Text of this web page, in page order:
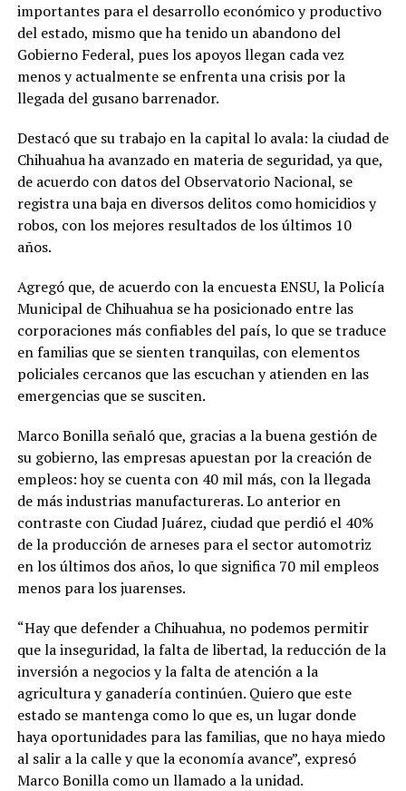
importantes para el desarrollo económico y productivo
del estado, mismo que ha tenido un abandono del
Gobierno Federal, pues los apoyos llegan cada vez
menos y actualmente se enfrenta una crisis por la
llegada del gusano barrenador.
Destacó que su trabajo en la capital lo avala: la ciudad de
Chihuahua ha avanzado en materia de seguridad, ya que,
de acuerdo con datos del Observatorio Nacional, se
registra una baja en diversos delitos como homicidios y
robos, con los mejores resultados de los últimos 10
años.
Agregó que, de acuerdo con la encuesta ENSU, la Policía
Municipal de Chihuahua se ha posicionado entre las
corporaciones más confiables del país, lo que se traduce
en familias que se sienten tranquilas, con elementos
policiales cercanos que las escuchan y atienden en las
emergencias que se susciten.
Marco Bonilla señaló que, gracias a la buena gestión de
su gobierno, las empresas apuestan por la creación de
empleos: hoy se cuenta con 40 mil más, con la llegada
de más industrias manufactureras. Lo anterior en
contraste con Ciudad Juárez, ciudad que perdió el 40%
de la producción de arneses para el sector automotriz
en los últimos dos años, lo que significa 70 mil empleos
menos para los juarenses.
“Hay que defender a Chihuahua, no podemos permitir
que la inseguridad, la falta de libertad, la reducción de la
inversión a negocios y la falta de atención a la
agricultura y ganadería continúen. Quiero que este
estado se mantenga como lo que es, un lugar donde
haya oportunidades para las familias, que no haya miedo
al salir a la calle y que la economía avance”, expresó
Marco Bonilla como un llamado a la unidad.